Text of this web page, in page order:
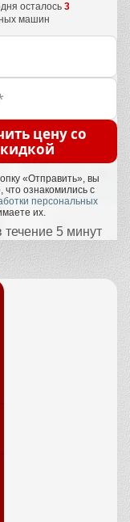
осталось 3
машин
цену со
«Отправить», вы
что ознакомились с
персональных
их.
5 минут